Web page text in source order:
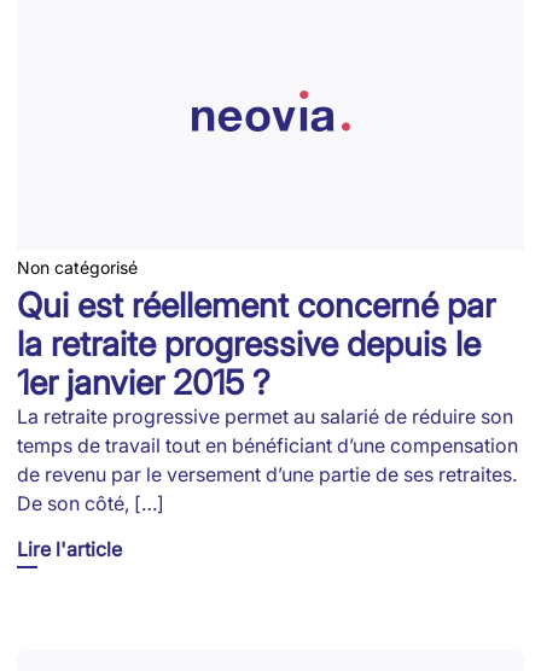
Non catégorisé
Qui est réellement concerné par
la retraite progressive depuis le
1er janvier 2015 ?
La retraite progressive permet au salarié de réduire son
temps de travail tout en bénéficiant d’une compensation
de revenu par le versement d’une partie de ses retraites.
De son côté, […]
Lire l'article